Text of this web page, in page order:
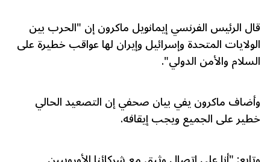
قال الرئيس الفرنسي إيمانويل ماكرون إن "الحرب بين
الولايات المتحدة وإسرائيل وإيران لها عواقب خطيرة على
السلام والأمن الدولي".
وأضاف ماكرون يفي بيان صحفي إن التصعيد الحالي
خطير على الجميع ويجب إيقافه.